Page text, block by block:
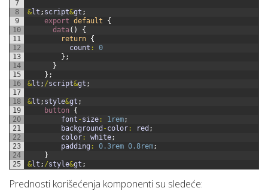
7
8
9
10
11
12
13
14
15
16
17
18
19
20
21
22
23
24
25
&lt ; script&gt ;
export default
{
data( )
{
return {
count :
0
} ;
}
} ;
&lt ; /script&gt ;
&lt ; style&gt ;
button
{
font - size : 1rem;
background - color : red ;
color : white;
padding : 0.3rem 0.8rem;
}
&lt ; /style&gt ;
Prednosti korišećenja komponenti su sledeće: